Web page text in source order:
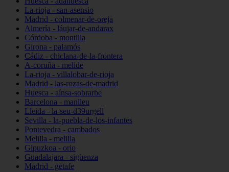
La-rioja - san-asensio
Madrid - colmenar-de-oreja
Almería - láujar-de-andarax
Córdoba - montilla
Girona - palamós
Cádiz - chiclana-de-la-frontera
A-coruña - melide
La-rioja - villalobar-de-rioja
Madrid - las-rozas-de-madrid
Huesca - aínsa-sobrarbe
Barcelona - manlleu
Lleida - la-seu-d39urgell
Sevilla - la-puebla-de-los-infantes
Pontevedra - cambados
Melilla - melilla
Gipuzkoa - orio
Guadalajara - sigüenza
Madrid - getafe